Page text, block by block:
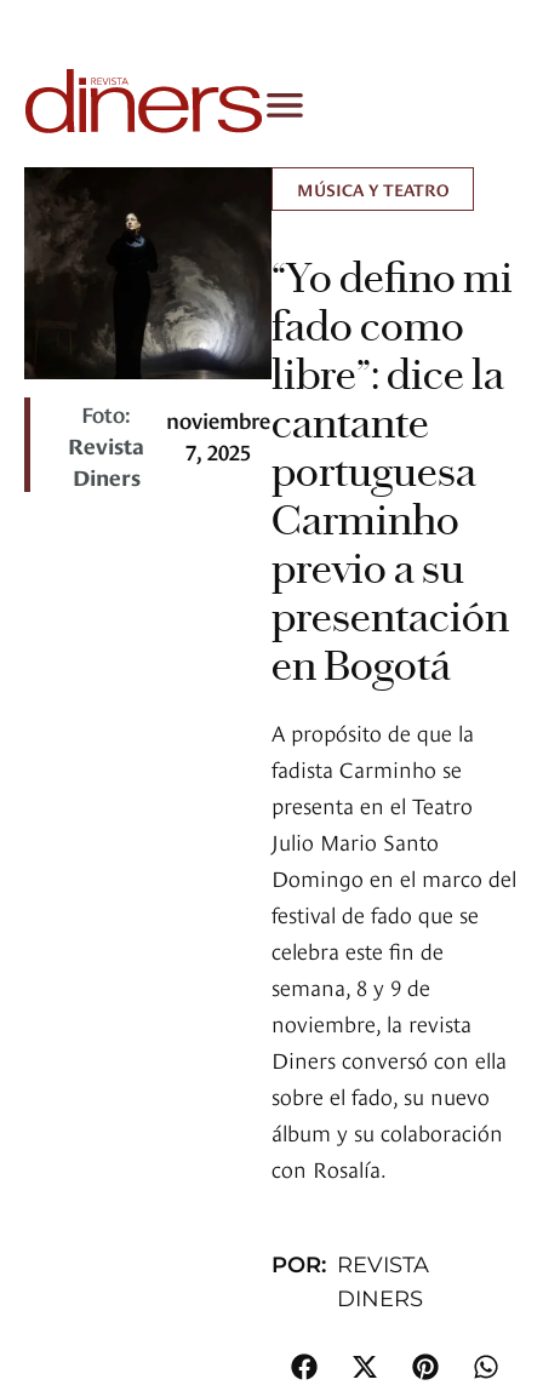
Foto:
Revista
Diners
noviembre
7, 2025
MÚSICA Y TEATRO
“Yo defino mi
fado como
libre”: dice la
cantante
portuguesa
Carminho
previo a su
presentación
en Bogotá
A propósito de que la
fadista Carminho se
presenta en el Teatro
Julio Mario Santo
Domingo en el marco del
festival de fado que se
celebra este fin de
semana, 8 y 9 de
noviembre, la revista
Diners conversó con ella
sobre el fado, su nuevo
álbum y su colaboración
con Rosalía.
POR: REVISTA
DINERS